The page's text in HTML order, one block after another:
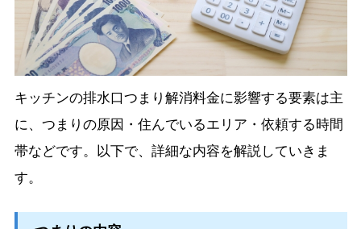
キッチンの排水口つまり解消料金に影響する要素は主
に、つまりの原因・住んでいるエリア・依頼する時間
帯などです。以下で、詳細な内容を解説していきま
す。